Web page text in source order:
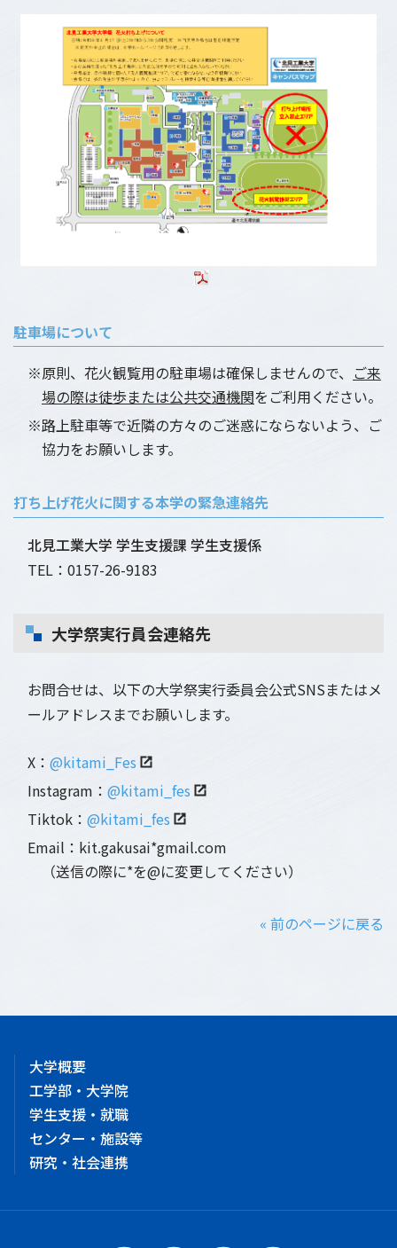
駐車場について
※原則、花火観覧用の駐車場は確保しませんので、 ご来
場の際は徒歩または公共交通機関をご利用ください。
※路上駐車等で近隣の方々のご迷惑にならないよう、ご
協力をお願いします。
打ち上げ花火に関する本学の緊急連絡先
北見工業大学 学生支援課 学生支援係
TEL：0157-26-9183
大学祭実行員会連絡先
お問合せは、以下の大学祭実行委員会公式SNSまたはメ
ールアドレスまでお願いします。
X： @kitami_Fes
Instagram： @kitami_fes
Tiktok： @kitami_fes
Email：kit.gakusai*gmail.com
（送信の際に*を@に変更してください）
« 前のページに戻る
大学概要
工学部・大学院
学生支援・就職
センター・施設等
研究・社会連携